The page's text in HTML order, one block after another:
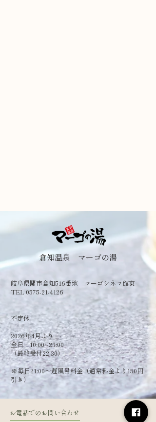
倉知温泉 マーゴの湯
岐阜県関市倉知516番地 マーゴシネマ館東
TEL 0575-21-4126
​不定休
2026年4月より
全日 10:00~23:00
（最終受付22:30）
​※毎日21:00～遅風呂料金（通常料金より150円
引き）
お電話でのお問い合わせ